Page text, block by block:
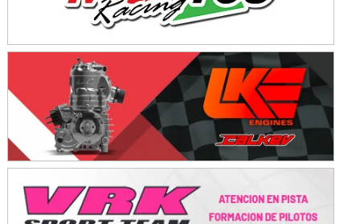
SUR SANTAFESINO - F4
José Samuel Sánchez (Tierra)
TUCUMANO - F5
Juan Navarro (Asfalto)
El Timbó (Tucumán)